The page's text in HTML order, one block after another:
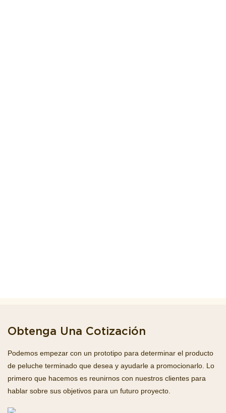
Obtenga Una Cotización
Podemos empezar con un prototipo para determinar el producto
de peluche terminado que desea y ayudarle a promocionarlo. Lo
primero que hacemos es reunirnos con nuestros clientes para
hablar sobre sus objetivos para un futuro proyecto.